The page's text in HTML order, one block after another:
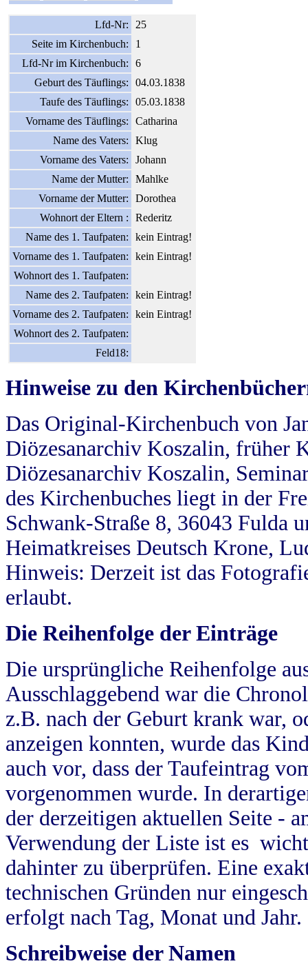
Lfd-Nr:
25
Seite im Kirchenbuch:
1
Lfd-Nr im Kirchenbuch:
6
Geburt des Täuflings:
04.03.1838
Taufe des Täuflings:
05.03.1838
Vorname des Täuflings:
Catharina
Name des Vaters:
Klug
Vorname des Vaters:
Johann
Name der Mutter:
Mahlke
Vorname der Mutter:
Dorothea
Wohnort der Eltern :
Rederitz
Name des 1. Taufpaten:
kein Eintrag!
Vorname des 1. Taufpaten:
kein Eintrag!
Wohnort des 1. Taufpaten:
Name des 2. Taufpaten:
kein Eintrag!
Vorname des 2. Taufpaten:
kein Eintrag!
Wohnort des 2. Taufpaten:
Feld18:
Hinweise zu den
Das Original-Kirchenbuch von
Diözesanarchiv Koszalin, früher
Diözesanarchiv Koszalin,
des Kirchenbuches liegt in der
Schwank-Straße 8, 36043 Fulda
Heimatkreises Deutsch Krone,
Hinweis: Derzeit ist das
erlaubt.
Die Reihenfolge der Einträge
Die ursprüngliche Reihenfolge
Ausschlaggebend war die
z.B. nach der Geburt krank war,
anzeigen konnten, wurde das
auch vor, dass der Taufeintrag
vorgenommen wurde. In
der derzeitigen aktuellen Seite -
Verwendung der Liste ist es
dahinter zu überprüfen. Eine
technischen Gründen nur
erfolgt nach Tag, Monat und Jahr.
Schreibweise der Namen